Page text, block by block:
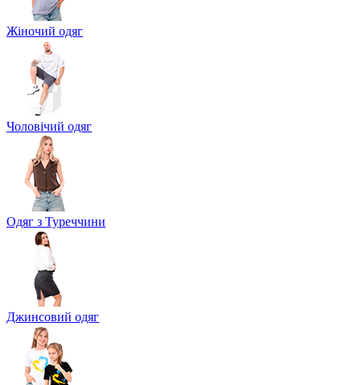
Жіночий одяг
Чоловічий одяг
Одяг з Туреччини
Джинсовий одяг